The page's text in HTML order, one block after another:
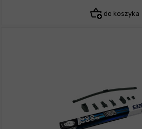
do koszyka